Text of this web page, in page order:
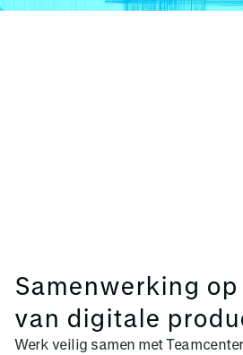
Samenwerking
van digitale
Werk veilig samen met